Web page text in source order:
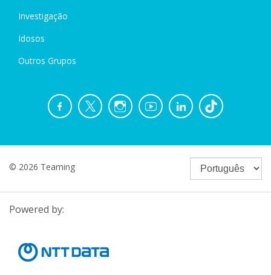
Investigação
Idosos
Outros Grupos
© 2026 Teaming
Powered by: